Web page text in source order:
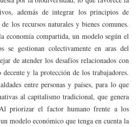
además de integrar los principios de
los recursos naturales y bienes comunes.
economía compartida, un modelo según el
se gestionan colectivamente en aras del
de atender los desafíos relacionados con
y la protección de los trabajadores.
entre personas y países, para lo que
al capitalismo tradicional, que genera
Al priorizar el factor humano frente a los
modelo económico que tenga en cuenta la